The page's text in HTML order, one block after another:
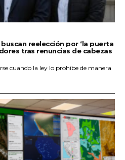
reelección por ‘la puerta
tras renuncias de cabezas
cuando la ley lo prohíbe de manera